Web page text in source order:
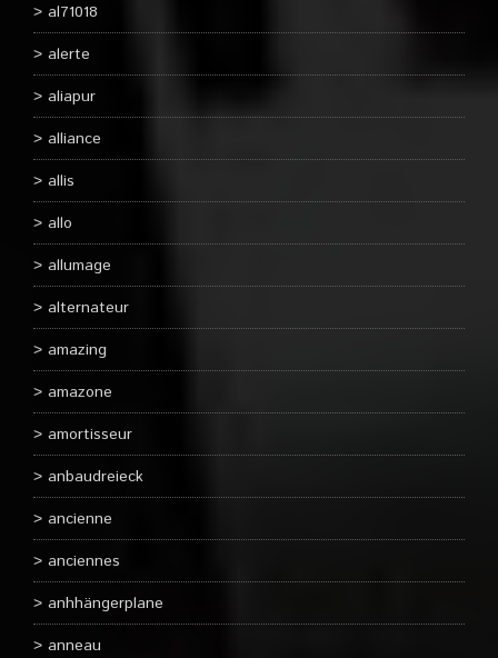
al71018
alerte
aliapur
alliance
allis
allo
allumage
alternateur
amazing
amazone
amortisseur
anbaudreieck
ancienne
anciennes
anhhängerplane
anneau